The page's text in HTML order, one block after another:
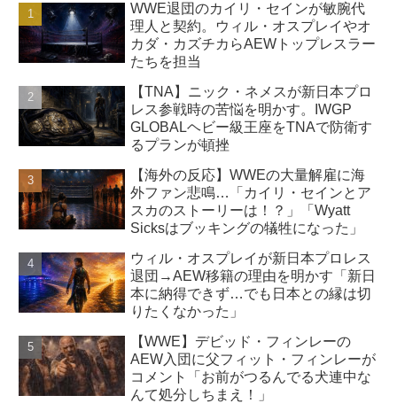
WWE退団のカイリ・セインが敏腕代
理人と契約。ウィル・オスプレイやオ
カダ・カズチカらAEWトップレスラー
たちを担当
【TNA】ニック・ネメスが新日本プロ
レス参戦時の苦悩を明かす。IWGP
GLOBALヘビー級王座をTNAで防衛す
るプランが頓挫
【海外の反応】WWEの大量解雇に海
外ファン悲鳴…「カイリ・セインとア
スカのストーリーは！？」「Wyatt
Sicksはブッキングの犠牲になった」
ウィル・オスプレイが新日本プロレス
退団→AEW移籍の理由を明かす「新日
本に納得できず…でも日本との縁は切
りたくなかった」
【WWE】デビッド・フィンレーの
AEW入団に父フィット・フィンレーが
コメント「お前がつるんでる犬連中な
んて処分しちまえ！」